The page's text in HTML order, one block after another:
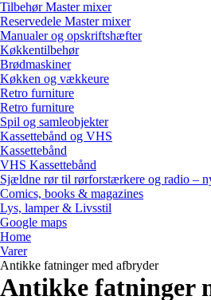
Tilbehør Master mixer
Reservedele Master mixer
Manualer og opskriftshæfter
Køkkentilbehør
Brødmaskiner
Køkken og vækkeure
Retro furniture
Retro furniture
Spil og samleobjekter
Kassettebånd og VHS
Kassettebånd
VHS Kassettebånd
Sjældne rør til rørforstærkere og radio –
Comics, books & magazines
Lys, lamper & Livsstil
Google maps
Home
Varer
Antikke fatninger med afbryder
Antikke fatninger